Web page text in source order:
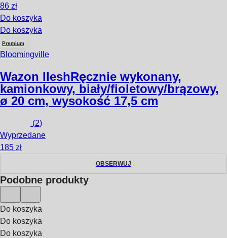
86 zł
Do koszyka
Do koszyka
Premium
Bloomingville
Wazon IleshRęcznie wykonany,
kamionkowy, biały/fioletowy/brązowy,
ø 20 cm, wysokość 17,5 cm
(2)
Wyprzedane
185 zł
OBSERWUJ
Podobne produkty
Do koszyka
Do koszyka
Do koszyka